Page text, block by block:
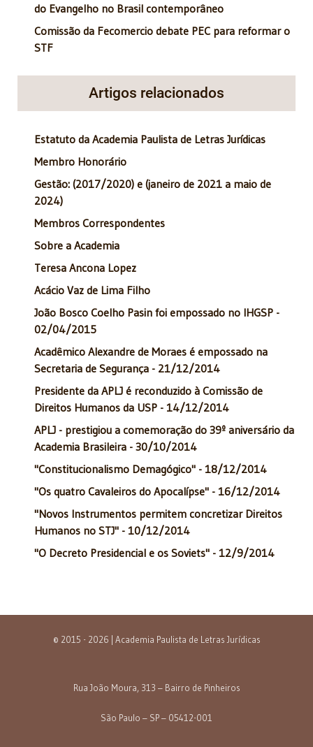
do Evangelho no Brasil contemporâneo
Comissão da Fecomercio debate PEC para reformar o
STF
Artigos relacionados
Estatuto da Academia Paulista de Letras Jurídicas
Membro Honorário
Gestão: (2017/2020) e (janeiro de 2021 a maio de
2024)
Membros Correspondentes
Sobre a Academia
Teresa Ancona Lopez
Acácio Vaz de Lima Filho
João Bosco Coelho Pasin foi empossado no IHGSP -
02/04/2015
Acadêmico Alexandre de Moraes é empossado na
Secretaria de Segurança - 21/12/2014
Presidente da APLJ é reconduzido à Comissão de
Direitos Humanos da USP - 14/12/2014
APLJ - prestigiou a comemoração do 39º aniversário da
Academia Brasileira - 30/10/2014
"Constitucionalismo Demagógico" - 18/12/2014
"Os quatro Cavaleiros do Apocalípse" - 16/12/2014
"Novos Instrumentos permitem concretizar Direitos
Humanos no STJ" - 10/12/2014
"O Decreto Presidencial e os Soviets" - 12/9/2014
© 2015 - 2026 | Academia Paulista de Letras Jurídicas
Rua João Moura, 313 – Bairro de Pinheiros
São Paulo – SP – 05412-001